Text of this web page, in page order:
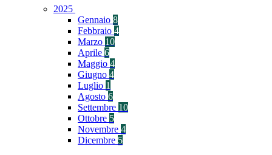
2025
Gennaio 8
Febbraio 4
Marzo 10
Aprile 6
Maggio 4
Giugno 4
Luglio 1
Agosto 6
Settembre 10
Ottobre 5
Novembre 4
Dicembre 5